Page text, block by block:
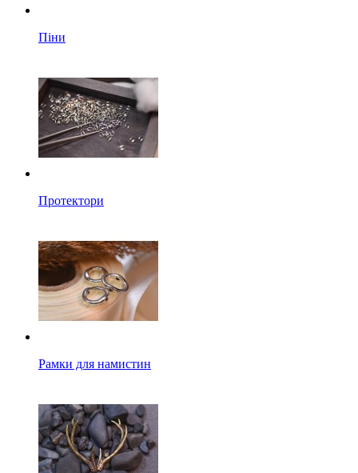
Піни
Протектори
Рамки для намистин